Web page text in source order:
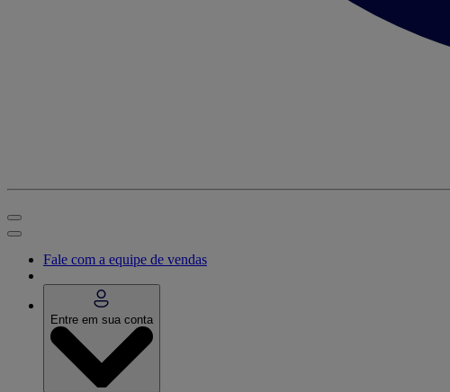
Fale com a equipe de vendas
Entre em sua conta